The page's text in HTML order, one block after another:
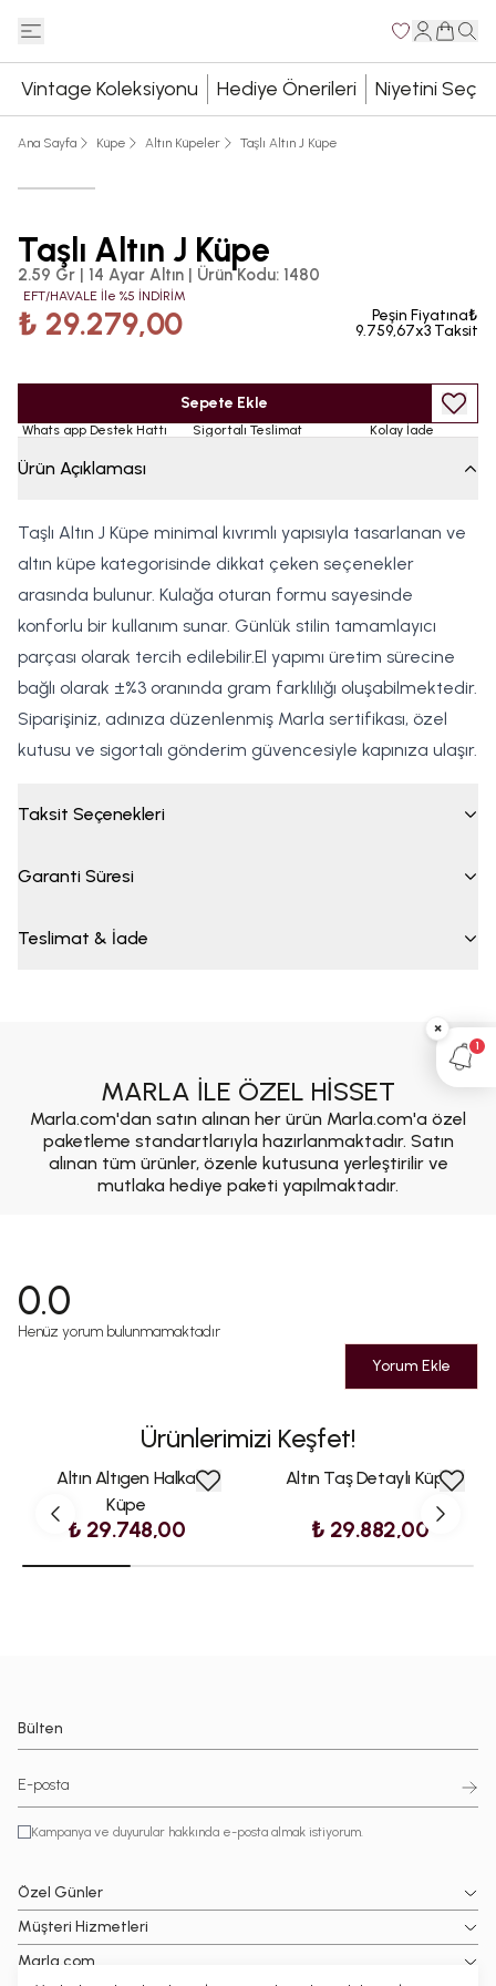
Vintage Koleksiyonu Hediye Önerileri Niyetini Seç
Ana Sayfa Küpe Altın Küpeler Taşlı Altın J Küpe
Taşlı Altın J Küpe
2.59 Gr | 14 Ayar Altın | Ürün Kodu: 1480
EFT/HAVALE İle %5 İNDİRİM
₺ 29.279,00
Peşin Fiyatına₺
9.759,67x3 Taksit
Sepete Ekle
Whats app Destek Hattı Sigortalı Teslimat Kolay İade
Ürün Açıklaması
Taşlı Altın J Küpe minimal kıvrımlı yapısıyla tasarlanan ve
altın küpe kategorisinde dikkat çeken seçenekler
arasında bulunur. Kulağa oturan formu sayesinde
konforlu bir kullanım sunar. Günlük stilin tamamlayıcı
parçası olarak tercih edilebilir.El yapımı üretim sürecine
bağlı olarak ±%3 oranında gram farklılığı oluşabilmektedir.
Siparişiniz, adınıza düzenlenmiş Marla sertifikası, özel
kutusu ve sigortalı gönderim güvencesiyle kapınıza ulaşır.
Taksit Seçenekleri
Garanti Süresi
Teslimat & İade
MARLA İLE ÖZEL HİSSET
Marla.com'dan satın alınan her ürün Marla.com'a özel
paketleme standartlarıyla hazırlanmaktadır. Satın
alınan tüm ürünler, özenle kutusuna yerleştirilir ve
mutlaka hediye paketi yapılmaktadır.
0.0
Henüz yorum bulunmamaktadır
Yorum Ekle
Ürünlerimizi Keşfet!
Altın Altıgen Halka
Küpe
₺ 29.748,00
Altın Taş Detaylı Küpe
₺ 29.882,00
Bülten
Kampanya ve duyurular hakkında e-posta almak istiyorum.
Özel Günler
Müşteri Hizmetleri
Marla.com
×
1